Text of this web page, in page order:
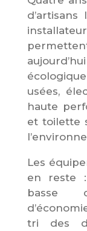
usées,
haute
et toilette
Les
en reste :
basse
tri des